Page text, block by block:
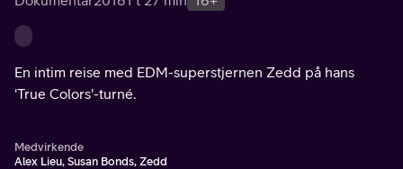
En intim reise med EDM-superstjernen Zedd på hans
'True Colors'-turné.
Medvirkende
Alex Lieu, Susan Bonds, Zedd